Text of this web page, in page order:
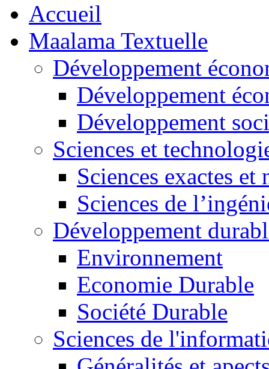
Accueil
Maalama Textuelle
Développement
Développement
Développement
Sciences et
Sciences exactes et
Sciences de
Développement
Environnement
Economie Durable
Société Durable
Sciences de